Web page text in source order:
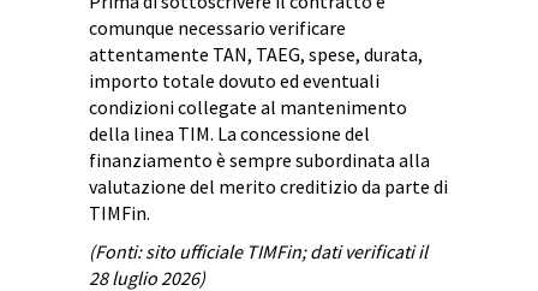
comunque necessario verificare
attentamente TAN, TAEG, spese, durata,
importo totale dovuto ed eventuali
condizioni collegate al mantenimento
della linea TIM. La concessione del
finanziamento è sempre subordinata alla
valutazione del merito creditizio da parte di
TIMFin.
(Fonti: sito ufficiale TIMFin; dati verificati il
28 luglio 2026)